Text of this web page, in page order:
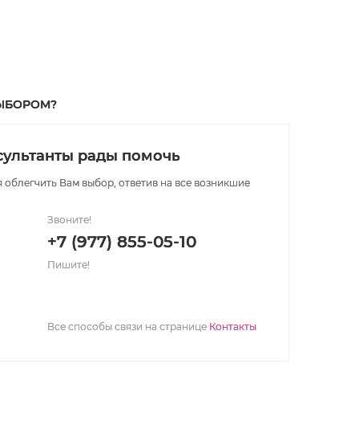
рады помочь
Вам выбор, ответив на все возникшие
Звоните!
+7 (977) 855-05-10
Пишите!
Все способы связи на странице Контакты